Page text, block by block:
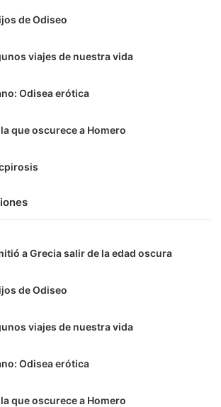
de Odiseo
viajes de nuestra vida
Odisea erótica
que oscurece a Homero
a Grecia salir de la edad oscura
de Odiseo
viajes de nuestra vida
Odisea erótica
que oscurece a Homero